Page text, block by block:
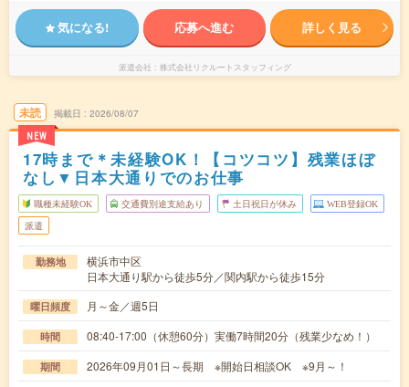
気になる! 応募へ進む 詳しく見る
派遣会社 株式会社リクルートスタッフィング
未読
NEW
掲載日 2026/08/07
17時まで＊未経験OK！【コツコツ】残業ほぼ
なし▼日本大通りでのお仕事
職種未経験OK 交通費別途支給あり 土日祝日が休み WEB登録OK
派遣
勤務地
横浜市中区
日本大通り駅から徒歩5分／関内駅から徒歩15分
曜日頻度 月～金／週5日
時間 08:40-17:00（休憩60分）実働7時間20分（残業少なめ！）
期間 2026年09月01日～長期 ※開始日相談OK ※9月～！